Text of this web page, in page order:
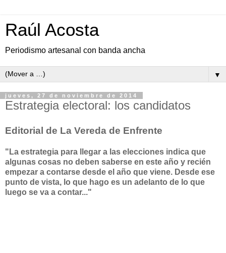
Raúl Acosta
Periodismo artesanal con banda ancha
▼
jueves, 27 de noviembre de 2014
Estrategia electoral: los candidatos
Editorial de La Vereda de Enfrente
"La estrategia para llegar a las elecciones indica que
algunas cosas no deben saberse en este año y recién
empezar a contarse desde el año que viene. Desde ese
punto de vista, lo que hago es un adelanto de lo que
luego se va a contar..."